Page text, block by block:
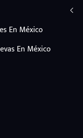
En México
En México